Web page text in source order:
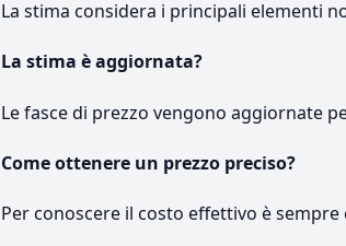
La stima considera i principali elementi
La stima è aggiornata?
Le fasce di prezzo vengono aggiornate
Come ottenere un prezzo preciso?
Per conoscere il costo effettivo è